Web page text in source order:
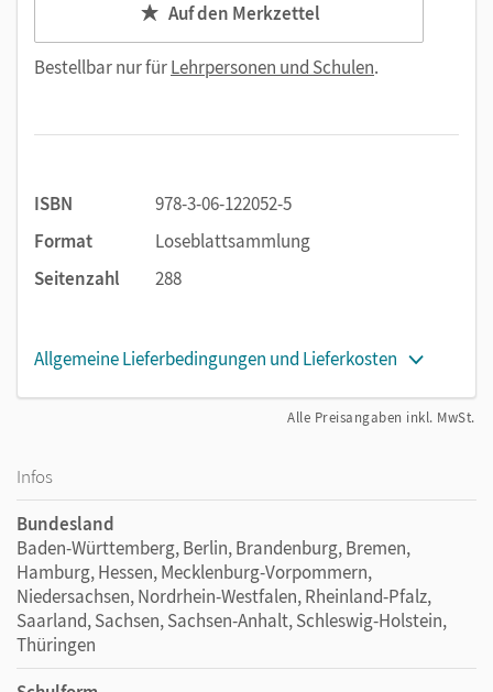
Auf den Merkzettel
Bestellbar nur fürLehrpersonen und Schulen.
ISBN
978-3-06-122052-5
Format
Loseblattsammlung
Seitenzahl
288
Allgemeine Lieferbedingungen und Lieferkosten
Alle Preisangaben inkl. MwSt.
Infos
Bundesland
Baden-Württemberg, Berlin, Brandenburg, Bremen,
Hamburg, Hessen, Mecklenburg-Vorpommern,
Niedersachsen, Nordrhein-Westfalen, Rheinland-Pfalz,
Saarland, Sachsen, Sachsen-Anhalt, Schleswig-Holstein,
Thüringen